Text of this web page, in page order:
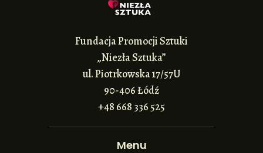
Fundacja Promocji Sztuki
„Niezła Sztuka”
ul. Piotrkowska 17/57U
90-406 Łódź
+48 668 336 525
Menu